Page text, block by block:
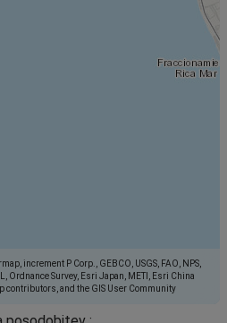
increment P Corp., GEBCO, USGS, FAO, NPS,
Ordnance Survey, Esri Japan, METI, Esri China
contributors, and the GIS User Community